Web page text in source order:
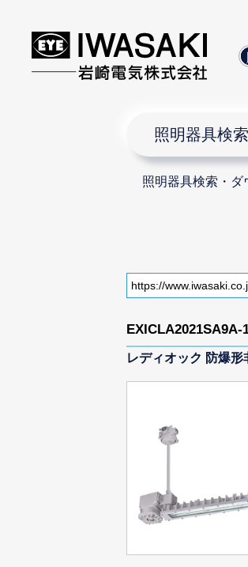
照明器具検
照明器具検索・ダ
EXICLA2021SA9A-
レディオック 防爆